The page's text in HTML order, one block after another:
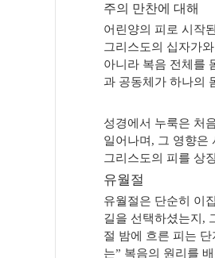
주의 만찬에 대해
어린양의 피로 시작
그리스도의 십자가
아니라 복음 전체를
과 공동체가 하나의
성경에서 누룩은 처
일어나며 , 그 영향은
그리스도의 피를 상
유월절
유월절은 단순히 이
길을 선택하셨는지 ,
절 밤에 흐른 피는
는” 복음의 원리를